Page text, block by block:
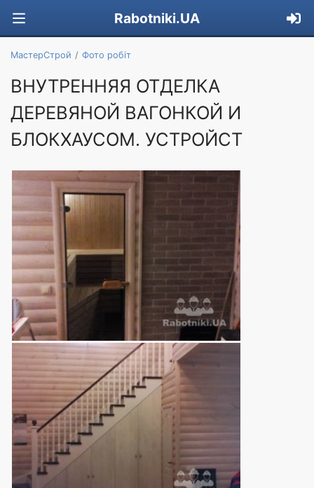
Rabotniki.UA
МастерСтрой Фото робіт
ВНУТРЕННЯЯ ОТДЕЛКА
ДЕРЕВЯНОЙ ВАГОНКОЙ И
БЛОКХАУСОМ. УСТРОЙСТ